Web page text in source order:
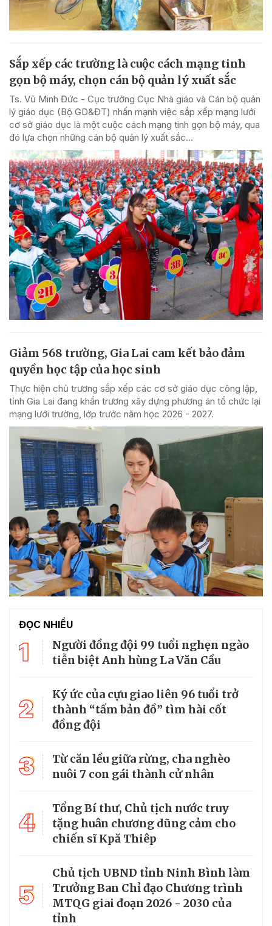
Sắp xếp các trường là cuộc cách mạng tinh
gọn bộ máy, chọn cán bộ quản lý xuất sắc
Ts. Vũ Minh Đức - Cục trưởng Cục Nhà giáo và Cán bộ quản
lý giáo dục (Bộ GD&ĐT) nhấn mạnh việc sắp xếp mạng lưới
cơ sở giáo dục là một cuộc cách mạng tinh gọn bộ máy, qua
đó lựa chọn những cán bộ quản lý xuất sắc...
Giảm 568 trường, Gia Lai cam kết bảo đảm
quyền học tập của học sinh
Thực hiện chủ trương sắp xếp các cơ sở giáo dục công lập,
tỉnh Gia Lai đang khẩn trương xây dựng phương án tổ chức lại
mạng lưới trường, lớp trước năm học 2026 - 2027.
ĐỌC NHIỀU
1
Người đồng đội 99 tuổi nghẹn ngào
tiễn biệt Anh hùng La Văn Cầu
2
Ký ức của cựu giao liên 96 tuổi trở
thành “tấm bản đồ” tìm hài cốt
đồng đội
3
Từ căn lều giữa rừng, cha nghèo
nuôi 7 con gái thành cử nhân
4
Tổng Bí thư, Chủ tịch nước truy
tặng huân chương dũng cảm cho
chiến sĩ Kpă Thiêp
5
Chủ tịch UBND tỉnh Ninh Bình làm
Trưởng Ban Chỉ đạo Chương trình
MTQG giai đoạn 2026 - 2030 của
tỉnh